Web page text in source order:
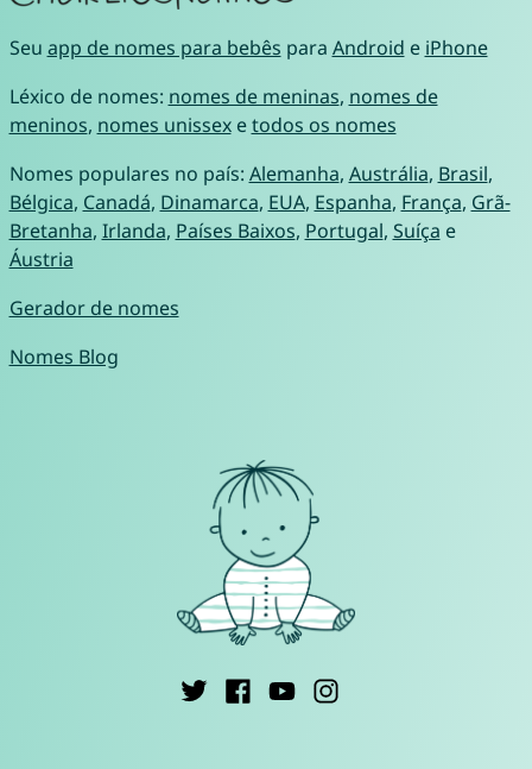
Seu app de nomes para bebês para Android e iPhone
Léxico de nomes: nomes de meninas, nomes de
meninos, nomes unissexetodos os nomes
Nomes populares no país: Alemanha, Austrália, Brasil,
Bélgica, Canadá, Dinamarca, EUA, Espanha, França, Grã-
Bretanha, Irlanda, Países Baixos, Portugal, Suíça e
Áustria
Gerador de nomes
Nomes Blog